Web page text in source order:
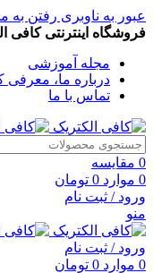
عبور به ناوبری رفتن به
فروشگاه اینترنتی کافی
مجله آموزشی
درباره ما، معرفی
تماس با ما
0 مقایسه
0 موارد 0 تومان
ورود / ثبت نام
منو
ورود / ثبت نام
0 موارد 0 تومان